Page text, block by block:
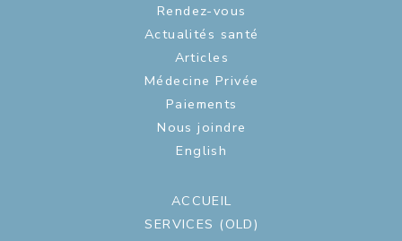
Rendez-vous
Actualités santé
Articles
Médecine Privée
Paiements
Nous joindre
English
ACCUEIL
SERVICES (OLD)